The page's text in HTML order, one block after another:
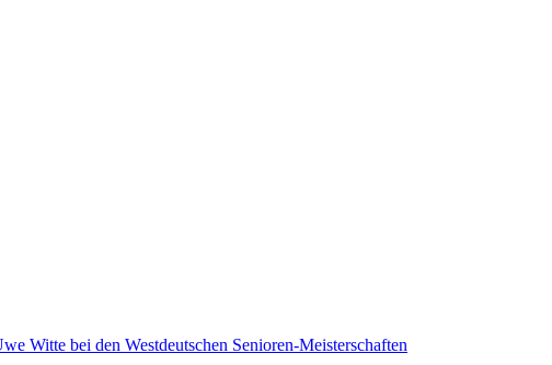
Witte bei den Westdeutschen Senioren-Meisterschaften